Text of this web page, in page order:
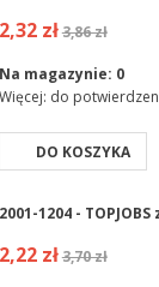
2,32 zł3,86 zł
Na magazynie: 0
Więcej: do
DO KOSZYKA
2001-1204 -
2,22 zł3,70 zł